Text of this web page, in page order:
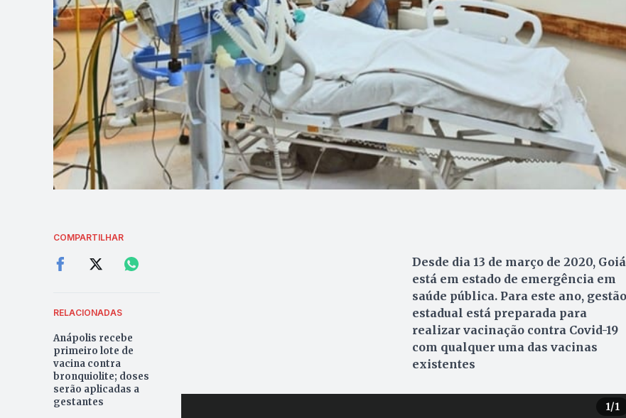
COMPARTILHAR
RELACIONADAS
Anápolis recebe
primeiro lote de
vacina contra
bronquiolite; doses
serão aplicadas a
gestantes
Desde dia 13 de março de 2020,
está em estado de emergência em
saúde pública. Para este ano, gestão
estadual está preparada para
realizar vacinação contra Covid-19
com qualquer uma das vacinas
existentes
1/1